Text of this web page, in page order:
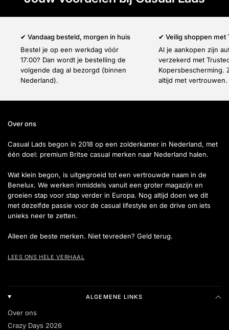
✔ Vandaag besteld, morgen in huis
Bestel je op een werkdag vóór
17:00? Dan wordt je bestelling de
volgende dag al bezorgd (binnen
Nederland).
✔ Veilig shoppen met
Al je aankopen zijn
verzekerd met
Kopersbescherming.
altijd met vertrouwen.
Over ons
Casual Lads begon in 2018 op een zolderkamer in Nederland, met
één doel: premium Britse casual merken naar Nederland halen.
Wat klein begon, is uitgegroeid tot een vertrouwde naam in de
Benelux. We werken inmiddels vanuit een groter magazijn en
groeien stap voor stap verder in Europa. Nog altijd doen we dit
met dezelfde passie voor de casual lifestyle en de drive om iets
unieks neer te zetten.
Alleen de beste merken. Niet tevreden? Geld terug.
LEES ONS HELE VERHAAL
ALGEMENE LINKS
Over ons
Crazy Days 2026